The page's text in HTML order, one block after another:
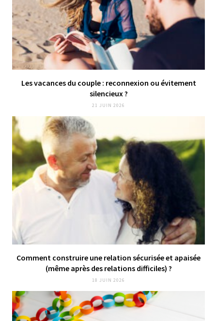
Les vacances du couple : reconnexion ou évitement
silencieux ?
21 JUIN 2026
Comment construire une relation sécurisée et apaisée
(même après des relations difficiles) ?
18 JUIN 2026